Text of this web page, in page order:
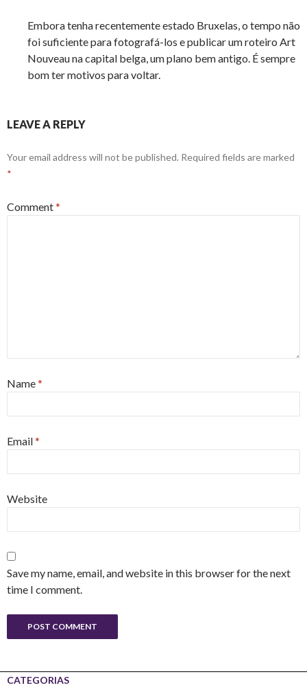
Embora tenha recentemente estado Bruxelas, o tempo não
foi suficiente para fotografá-los e publicar um roteiro Art
Nouveau na capital belga, um plano bem antigo. É sempre
bom ter motivos para voltar.
LEAVE A REPLY
Your email address will not be published. Required fields are marked
*
Comment*
Name*
Email*
Website
Save my name, email, and website in this browser for the next
time I comment.
CATEGORIAS